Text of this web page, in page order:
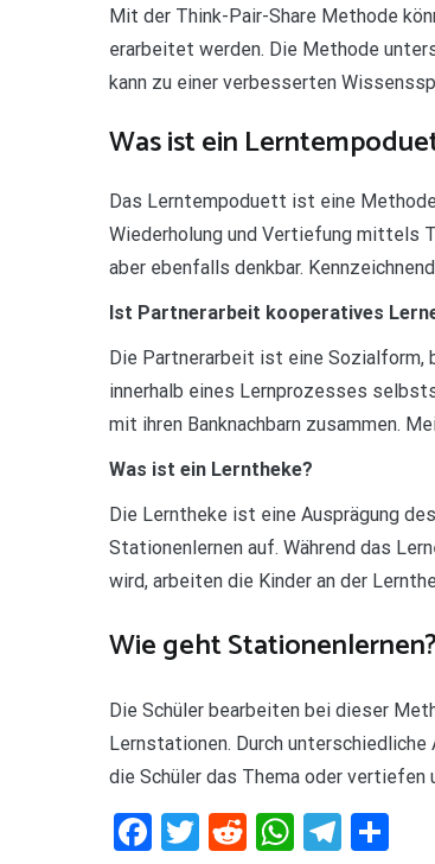
Mit der Think-Pair-Share Methode
erarbeitet werden. Die Methode
kann zu einer verbesserten
Was ist ein
Das Lerntempoduett ist eine
Wiederholung und Vertiefung mittels
aber ebenfalls denkbar.
Ist Partnerarbeit kooperatives
Die Partnerarbeit ist eine Sozialform,
innerhalb eines Lernprozesses
mit ihren Banknachbarn zusammen.
Was ist ein Lerntheke?
Die Lerntheke ist eine Ausprägung
Stationenlernen auf. Während das
wird, arbeiten die Kinder an der
Wie geht Stationenlernen?
Die Schüler bearbeiten bei dieser
Lernstationen. Durch
die Schüler das Thema oder vertiefen
Facebook
Twitter
Reddit